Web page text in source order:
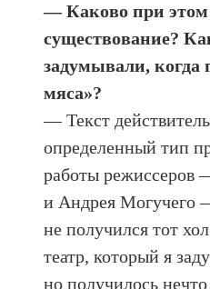
— Каково при этом
существование?
задумывали, когда
мяса»?
— Текст
определенный тип
работы режиссеров
и Андрея Могучего
не получился тот
театр, который я
но получилось